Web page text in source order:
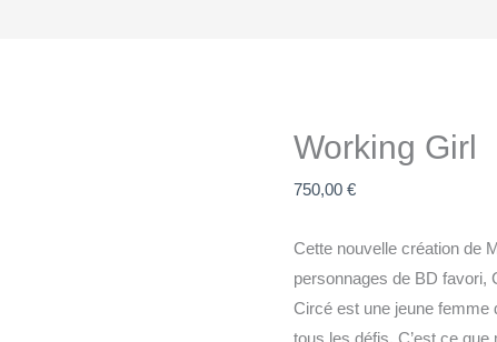
Working Girl
750,00 €
Cette nouvelle création de
personnages de BD favori,
Circé est une jeune femme